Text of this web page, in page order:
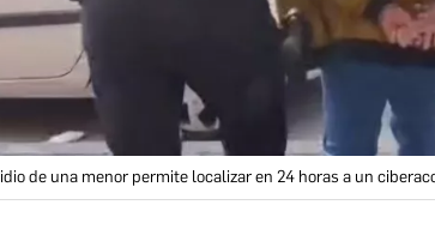
de una menor permite localizar en 24 horas a un